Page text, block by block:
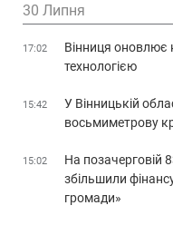
30 Липня
17:02
Вінниця оновлює
технологією
15:42
У Вінницькій
восьмиметрову
15:02
На позачерговій
збільшили
громади»